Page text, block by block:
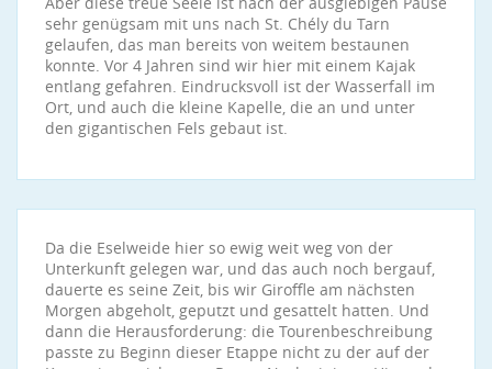
sehr genügsam mit uns nach St. Chély du Tarn
gelaufen, das man bereits von weitem bestaunen
konnte. Vor 4 Jahren sind wir hier mit einem Kajak
entlang gefahren. Eindrucksvoll ist der Wasserfall im
Ort, und auch die kleine Kapelle, die an und unter
den gigantischen Fels gebaut ist.
Da die Eselweide hier so ewig weit weg von der
Unterkunft gelegen war, und das auch noch bergauf,
dauerte es seine Zeit, bis wir Giroffle am nächsten
Morgen abgeholt, geputzt und gesattelt hatten. Und
dann die Herausforderung: die Tourenbeschreibung
passte zu Beginn dieser Etappe nicht zu der auf der